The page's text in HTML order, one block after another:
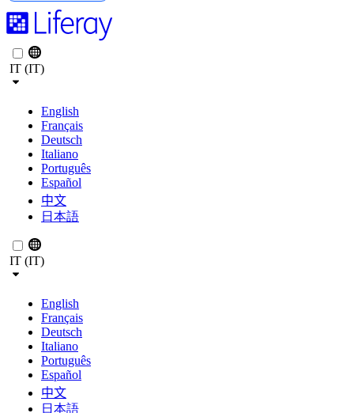
IT (IT)
English
Français
Deutsch
Italiano
Português
Español
中文
日本語
IT (IT)
English
Français
Deutsch
Italiano
Português
Español
中文
日本語